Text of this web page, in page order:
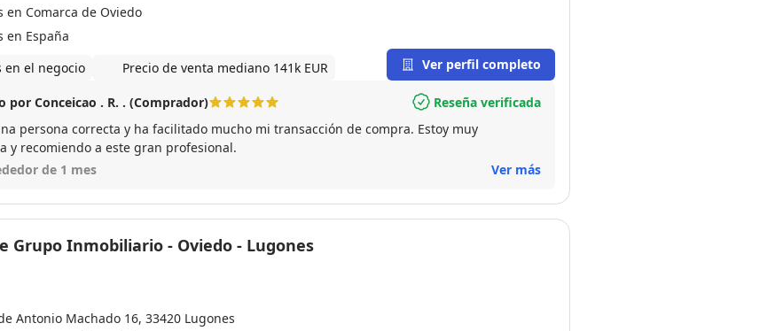
en Comarca de Oviedo
en España
en el negocio
Precio de venta mediano 141k EUR Ver perfil completo
por Conceicao . R. . (Comprador)
Reseña verificada
persona correcta y ha facilitado mucho mi transacción de compra. Estoy muy
y recomiendo a este gran profesional.
de 1 mes
Ver más
Grupo Inmobiliario - Oviedo - Lugones
Antonio Machado 16, 33420 Lugones